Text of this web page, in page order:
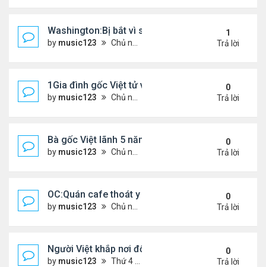
Washington:Bị bắt vì sát hại mẹ ruột
by music123 Chủ nhật Tháng 3 01, 2026 6:24 pm
1
Trả lời
1Gia đình gốc Việt tử vong ở Mỹ
by music123 Chủ nhật Tháng 3 01, 2026 6:26 pm
0
Trả lời
Bà gốc Việt lãnh 5 năm tù vì đe dọa đánh bom
by music123 Chủ nhật Tháng 2 22, 2026 5:53 pm
0
Trả lời
OC:Quán cafe thoát y của gốc Việt bị Cảnh sát
by music123 Chủ nhật Tháng 2 22, 2026 5:45 pm
0
Trả lời
Người Việt khắp nơi đổ về chợ hoa Phước Lộc Thọ
by music123 Thứ 4 Tháng 2 11, 2026 7:58 pm
0
Trả lời